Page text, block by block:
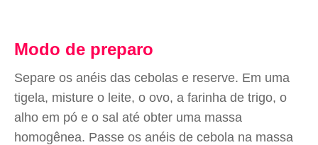
Modo de preparo
Separe os anéis das cebolas e reserve. Em uma
tigela, misture o leite, o ovo, a farinha de trigo, o
alho em pó e o sal até obter uma massa
homogênea. Passe os anéis de cebola na massa